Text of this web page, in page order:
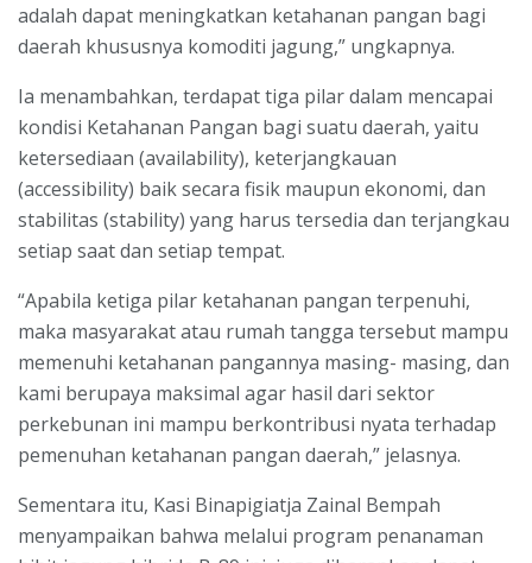
adalah dapat meningkatkan ketahanan pangan bagi
daerah khususnya komoditi jagung,” ungkapnya.
Ia menambahkan, terdapat tiga pilar dalam mencapai
kondisi Ketahanan Pangan bagi suatu daerah, yaitu
ketersediaan (availability), keterjangkauan
(accessibility) baik secara fisik maupun ekonomi, dan
stabilitas (stability) yang harus tersedia dan terjangkau
setiap saat dan setiap tempat.
“Apabila ketiga pilar ketahanan pangan terpenuhi,
maka masyarakat atau rumah tangga tersebut mampu
memenuhi ketahanan pangannya masing- masing, dan
kami berupaya maksimal agar hasil dari sektor
perkebunan ini mampu berkontribusi nyata terhadap
pemenuhan ketahanan pangan daerah,” jelasnya.
Sementara itu, Kasi Binapigiatja Zainal Bempah
menyampaikan bahwa melalui program penanaman